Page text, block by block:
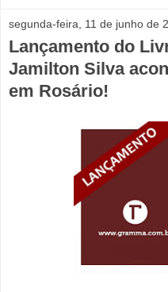
segunda-feira, 11 de junho de
Lançamento do
Jamilton Silva
em Rosário!